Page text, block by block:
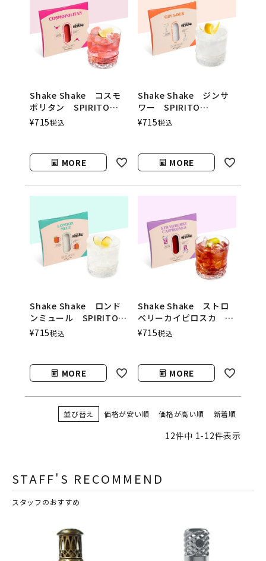
Shake Shake コスモ
ポリタン SPIRITO
COCKTAILS（シェイク
¥715税込
MORE
Shake Shake ジンサ
ワー SPIRITO
COCKTAILS（シェイク
¥715税込
MORE
Shake Shake ロンド
ンミュール SPIRITO
COCKTAILS（シェイク
¥715税込
MORE
Shake Shake ストロ
ベリーカイピロスカ
SPIRITO
クテルズ）
¥715税込
MORE
並び替え 価格が安い順 価格が高い順 新着順
12件中 1-12件表示
STAFF'S RECOMMEND
スタッフのおすすめ